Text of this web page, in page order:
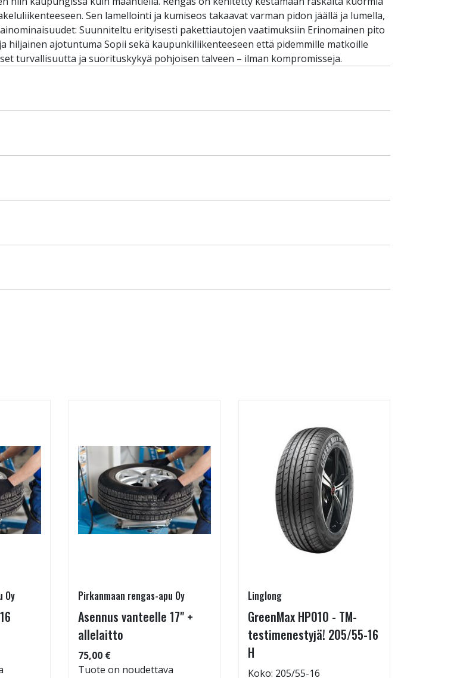
Sen lamellointi ja kumiseos takaavat varman pidon jäällä ja lumella,
Suunniteltu erityisesti pakettiautojen vaatimuksiin Erinomainen pito
hiljainen ajotuntuma Sopii sekä kaupunkiliikenteeseen että pidemmille matkoille
turvallisuutta ja suorituskykyä pohjoisen talveen – ilman kompromisseja.
Oy Pirkanmaan rengas-apu Oy
Asennus vanteelle 17" +
allelaitto
75,00 €
Tuote on noudettava
Linglong
GreenMax HP010 - TM-
testimenestyjä! 205/55-16
H
Koko: 205/55-16